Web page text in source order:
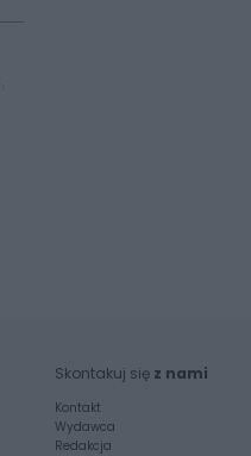
Skontakuj się z nami
Kontakt
Wydawca
Redakcja